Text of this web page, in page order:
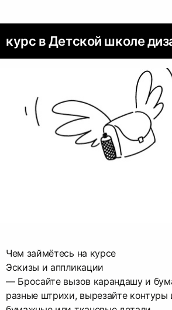
курс в Детской школе
Чем займётесь на курсе
Эскизы и аппликации
— Бросайте вызов карандашу и
разные штрихи, вырезайте контуры